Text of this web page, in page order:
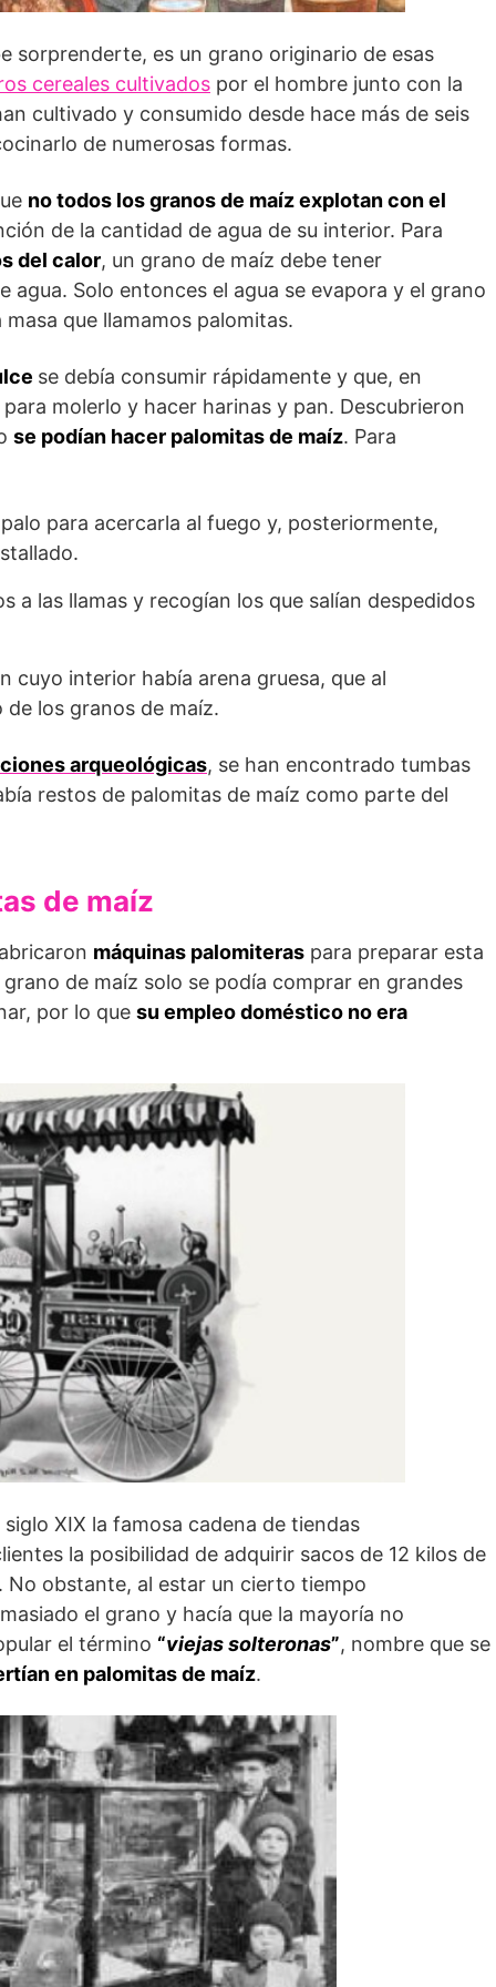
sorprenderte, es un grano originario de esas
cereales cultivados por el hombre junto con la
cultivado y consumido desde hace más de seis
de numerosas formas.
no todos los granos de maíz explotan con el
de la cantidad de agua de su interior. Para
del calor, un grano de maíz debe tener
agua. Solo entonces el agua se evapora y el grano
que llamamos palomitas.
se debía consumir rápidamente y que, en
molerlo y hacer harinas y pan. Descubrieron
se podían hacer palomitas de maíz. Para
para acercarla al fuego y, posteriormente,
a las llamas y recogían los que salían despedidos
cuyo interior había arena gruesa, que al
los granos de maíz.
arqueológicas, se han encontrado tumbas
restos de palomitas de maíz como parte del
de maíz
máquinas palomiteras para preparar esta
de maíz solo se podía comprar en grandes
por lo que su empleo doméstico no era
XIX la famosa cadena de tiendas
la posibilidad de adquirir sacos de 12 kilos de
obstante, al estar un cierto tiempo
el grano y hacía que la mayoría no
el término “viejas solteronas”, nombre que se
en palomitas de maíz.